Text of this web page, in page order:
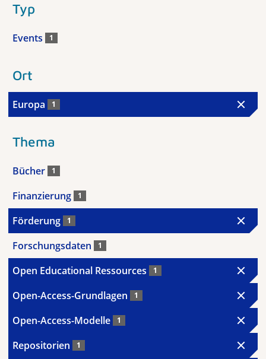
Typ
Events 1
Ort
Europa 1
Thema
Bücher 1
Finanzierung 1
Förderung 1
Forschungsdaten 1
Open Educational Ressources 1
Open-Access-Grundlagen 1
Open-Access-Modelle 1
Repositorien 1